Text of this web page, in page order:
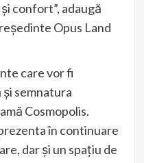
confort”, adaugă
Opus Land
care vor fi
semnatura
Cosmopolis.
în continuare
dar și un spațiu de